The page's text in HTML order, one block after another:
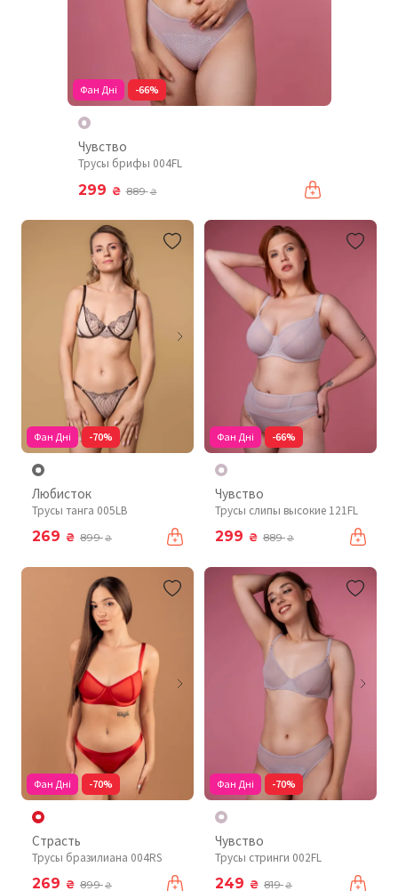
Фан Дні -66%
Чувство
Трусы брифы 004FL
299 ₴ 889₴
Фан Дні -70%
Любисток
Трусы танга 005LB
269 ₴ 899₴
Фан Дні -66%
Чувство
Трусы слипы высокие 121FL
299 ₴ 889₴
Фан Дні -70%
Страсть
Трусы бразилиана 004RS
269 ₴ 899₴
Фан Дні -70%
Чувство
Трусы стринги 002FL
249 ₴ 819₴